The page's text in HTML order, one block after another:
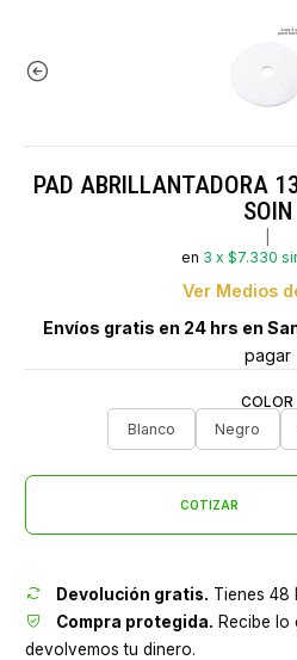
PAD ABRILLANTADORA
SOIN
en 3 x $7.330
Ver Medios
Envíos gratis en 24 hrs en
pagar
COLOR
Blanco
Negro
COTIZAR
Devolución gratis. Tienes 48
Compra protegida. Recibe lo
devolvemos tu dinero.